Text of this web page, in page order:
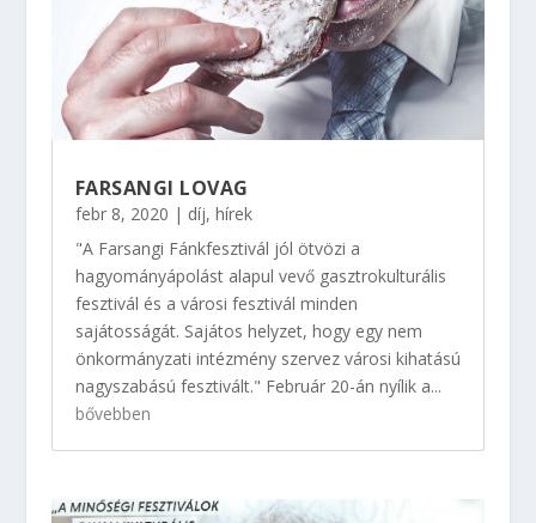
FARSANGI LOVAG
febr 8, 2020 | díj, hírek
"A Farsangi Fánkfesztivál jól ötvözi a
hagyományápolást alapul vevő gasztrokulturális
fesztivál és a városi fesztivál minden
sajátosságát. Sajátos helyzet, hogy egy nem
önkormányzati intézmény szervez városi kihatású
nagyszabású fesztivált." Február 20-án nyílik a...
bővebben